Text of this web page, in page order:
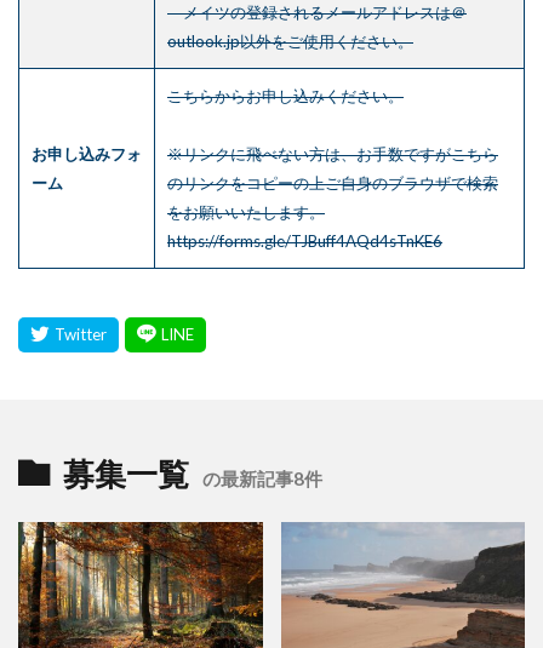
メイツの登録されるメールアドレスは＠
outlook.jp以外をご使用ください。
お申し込みフォ
ーム
こちらからお申し込みください。
※リンクに飛べない方は、お手数ですがこちら
のリンクをコピーの上ご自身のブラウザで検索
をお願いいたします。
https://forms.gle/TJBuff4AQd4sTnKE6
募集一覧 の最新記事8件